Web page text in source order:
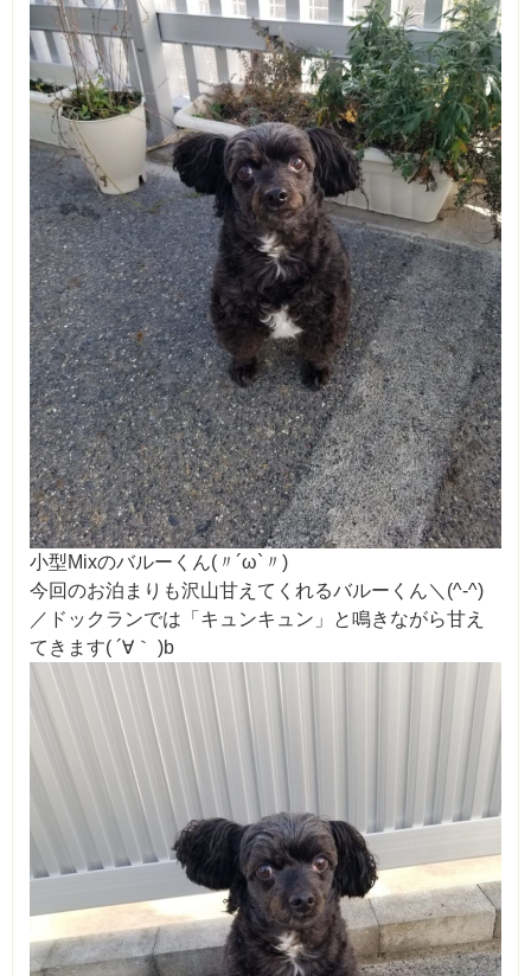
小型Mixのバルーくん(〃´ω`〃)
今回のお泊まりも沢山甘えてくれるバルーくん＼(^-^)
／ドックランでは「キュンキュン」と鳴きながら甘え
てきます( ´∀｀ )b